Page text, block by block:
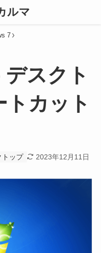
ルマ
7
スクト
トカット
トップ 2023年12月11日